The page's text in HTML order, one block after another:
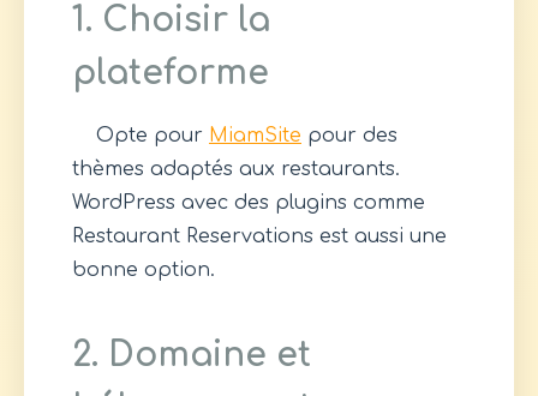
1. Choisir la
plateforme
Opte pour MiamSite pour des
thèmes adaptés aux restaurants.
WordPress avec des plugins comme
Restaurant Reservations est aussi une
bonne option.
2. Domaine et